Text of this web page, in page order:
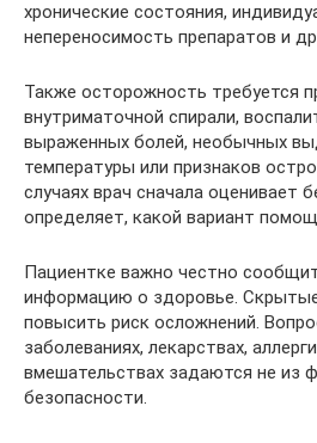
хронические состояния,
непереносимость препаратов и
Также осторожность требуется
внутриматочной спирали,
выраженных болей, необычных
температуры или признаков
случаях врач сначала оценивает
определяет, какой вариант
Пациентке важно честно
информацию о здоровье.
повысить риск осложнений.
заболеваниях, лекарствах,
вмешательствах задаются не из
безопасности.